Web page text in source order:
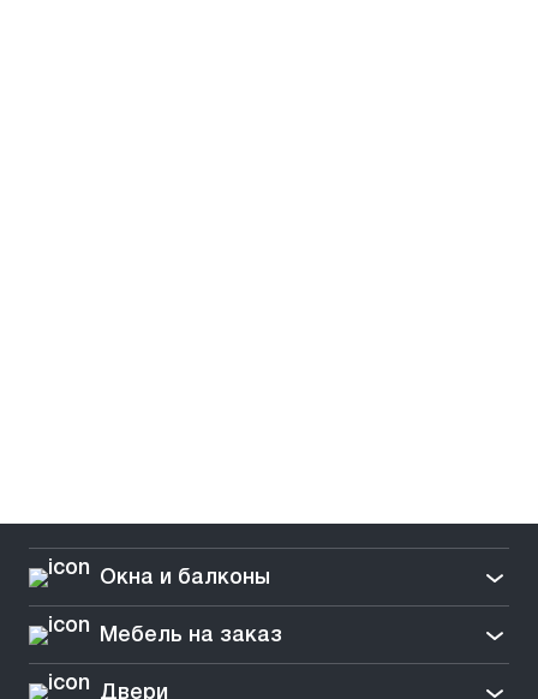
Окна и балконы
Мебель на заказ